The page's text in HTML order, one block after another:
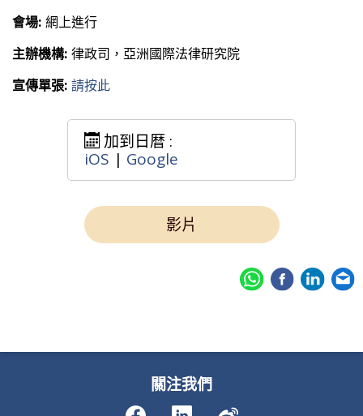
會場: 網上進行
主辦機構: 律政司，亞洲國際法律研究院
宣傳單張: 請按此
加到日暦 :
iOS | Google
影片
關注我們